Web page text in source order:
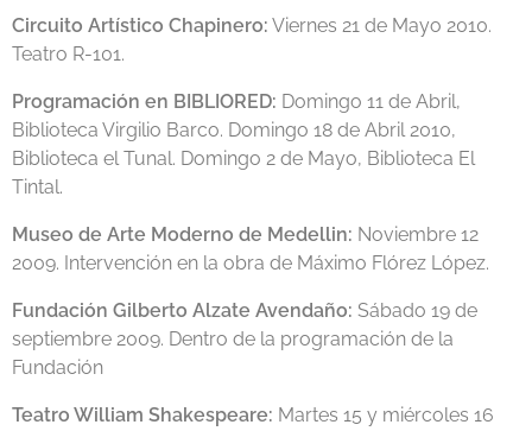
Circuito Artístico Chapinero: Viernes 21 de Mayo 2010.
Teatro R-101.
Programación en BIBLIORED: Domingo 11 de Abril,
Biblioteca Virgilio Barco. Domingo 18 de Abril 2010,
Biblioteca el Tunal. Domingo 2 de Mayo, Biblioteca El
Tintal.
Museo de Arte Moderno de Medellin: Noviembre 12
2009. Intervención en la obra de Máximo Flórez López.
Fundación Gilberto Alzate Avendaño: Sábado 19 de
septiembre 2009. Dentro de la programación de la
Fundación
Teatro William Shakespeare: Martes 15 y miércoles 16